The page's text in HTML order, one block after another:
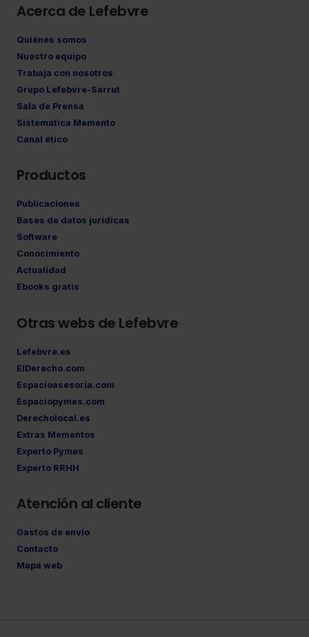
Acerca de Lefebvre
Quiénes somos
Nuestro equipo
Trabaja con nosotros
Grupo Lefebvre-Sarrut
Sala de Prensa
Sistemática Memento
Canal ético
Productos
Publicaciones
Bases de datos jurídicas
Software
Conocimiento
Actualidad
Ebooks gratis
Otras webs de Lefebvre
Lefebvre.es
ElDerecho.com
Espacioasesoria.com
Espaciopymes.com
Derecholocal.es
Extras Mementos
Experto Pymes
Experto RRHH
Atención al cliente
Gastos de envío
Contacto
Mapa web